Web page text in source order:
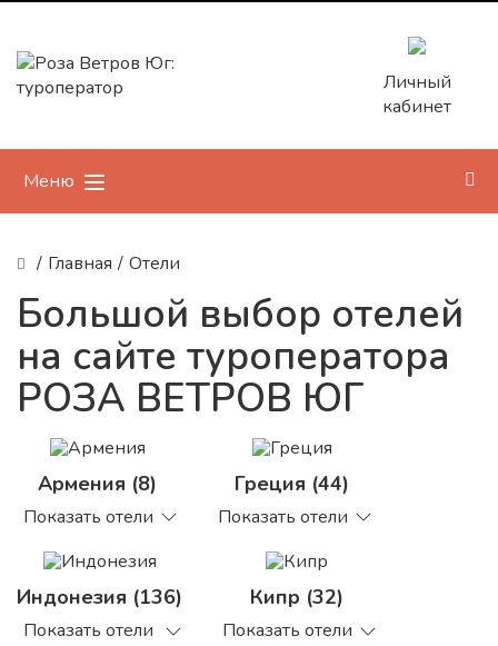
Личный
кабинет
Меню
/ Главная / Отели
Большой выбор отелей
на сайте туроператора
РОЗА ВЕТРОВ ЮГ
Армения (8)
Показать отели
Греция (44)
Показать отели
Индонезия (136)
Показать отели
Кипр (32)
Показать отели